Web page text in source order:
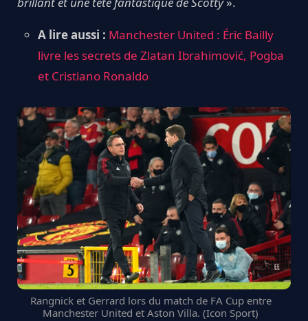
A lire aussi : Manchester United : Éric Bailly
livre les secrets de Zlatan Ibrahimović, Pogba
et Cristiano Ronaldo
Rangnick et Gerrard lors du match de FA Cup entre
Manchester United et Aston Villa. (Icon Sport)